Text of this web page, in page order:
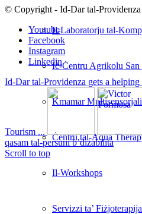
Il-Laboratorju tal-
Iċ-Ċentru Agrikolu San
Kmamar Multisensorjali
Ċentru tal-Aqua
Il-Workshops
Servizzi ta’ Fiżjoterapija
© Copyright - Id-Dar tal-Providenza
Youtube
Facebook
Instagram
Linkedin
Id-Dar tal-Providenza gets a
Tourism ...
qasam tal-persuni b’diżabilità
Scroll to top